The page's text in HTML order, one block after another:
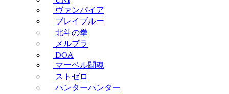
ヴァンパイア
ブレイブルー
北斗の拳
メルブラ
DOA
マーベル闘魂
ストゼロ
ハンターハンター